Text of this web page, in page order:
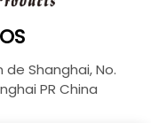
de Shanghai, No.
PR China